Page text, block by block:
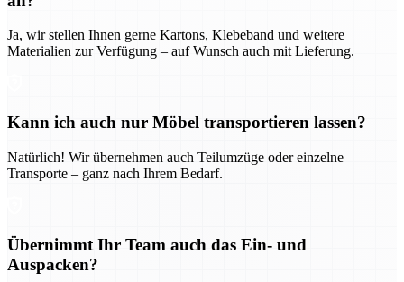
Ja, wir stellen Ihnen gerne Kartons, Klebeband und weitere
Materialien zur Verfügung – auf Wunsch auch mit Lieferung.
Kann ich auch nur Möbel transportieren lassen?
Natürlich! Wir übernehmen auch Teilumzüge oder einzelne
Transporte – ganz nach Ihrem Bedarf.
Übernimmt Ihr Team auch das Ein- und
Auspacken?